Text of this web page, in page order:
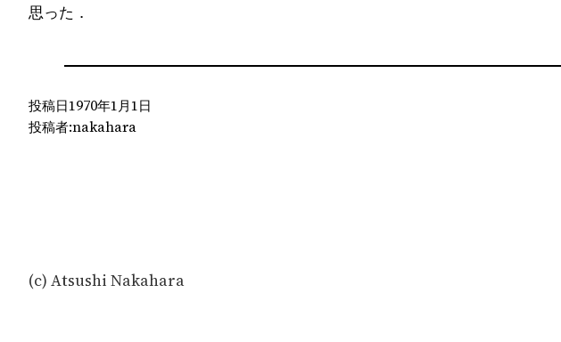
思った．
投稿日1970年1月1日
投稿者:nakahara
(c) Atsushi Nakahara